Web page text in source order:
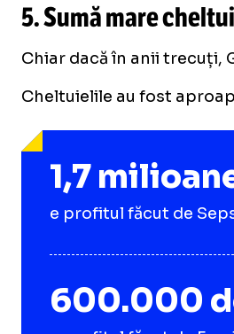
5. Sumă mare
Chiar dacă în anii trecuți,
Cheltuielile au fost
1,7
e profitul făcut de
600.000